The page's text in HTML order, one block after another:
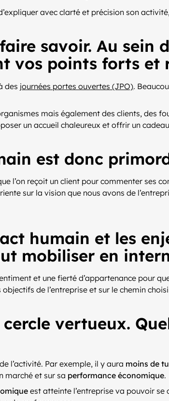
avec clarté et précision son
savoir. Au sein
vos points forts et
des journées portes ouvertes (JPO).
mais également des clients, des
un accueil chaleureux et offrir un
est donc
l’on reçoit un client pour commenter ses
sur la vision que nous avons de
humain et les
mobiliser en
et une fierté d’appartenance pour
de l’entreprise et sur le chemin
cercle vertueux.
l’activité. Par exemple, il y aura moins de
marché et sur sa performance économique.
est atteinte l’entreprise va pouvoir se